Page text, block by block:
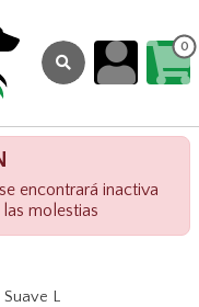
0
encontrará inactiva
molestias
Suave L